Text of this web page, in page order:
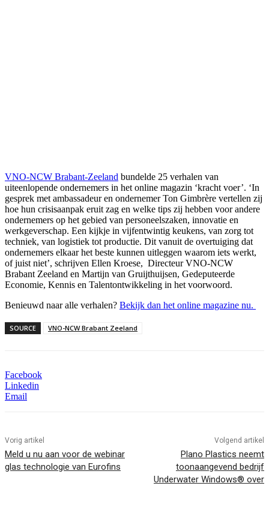
VNO-NCW Brabant-Zeeland bundelde 25 verhalen van
uiteenlopende ondernemers in het online magazin ‘kracht voer’. ‘In
gesprek met ambassadeur en ondernemer Ton Gimbrère vertellen zij
hoe hun crisisaanpak eruit zag en welke tips zij hebben voor andere
ondernemers op het gebied van personeelszaken, innovatie en
werkgeverschap. Een kijkje in vijfentwintig keukens, van zorg tot
techniek, van logistiek tot productie. Dit vanuit de overtuiging dat
ondernemers elkaar het beste kunnen uitleggen waarom iets werkt,
of juist niet’, schrijven Ellen Kroese, Directeur VNO-NCW
Brabant Zeeland en Martijn van Gruijthuijsen, Gedeputeerde
Economie, Kennis en Talentontwikkeling in het voorwoord.
Benieuwd naar alle verhalen? Bekijk dan het online magazine nu.
SOURCE VNO-NCW Brabant Zeeland
Facebook
Linkedin
Email
Vorig artikel
Meld u nu aan voor de webinar
glas technologie van Eurofins
Volgend artikel
Plano Plastics neemt
toonaangevend bedrijf
Underwater Windows® over